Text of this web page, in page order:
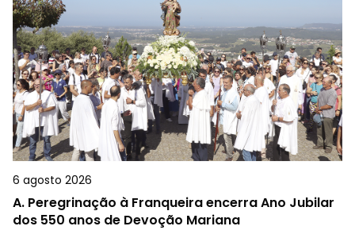
6 agosto 2026
A. Peregrinação à Franqueira encerra Ano Jubilar
dos 550 anos de Devoção Mariana